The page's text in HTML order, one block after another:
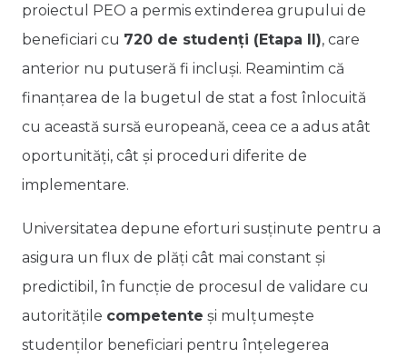
proiectul PEO a permis extinderea grupului de
beneficiari cu 720 de studenți (Etapa II), care
anterior nu putuseră fi incluși. Reamintim că
finanțarea de la bugetul de stat a fost înlocuită
cu această sursă europeană, ceea ce a adus atât
oportunități, cât și proceduri diferite de
implementare.
Universitatea depune eforturi susținute pentru a
asigura un flux de plăți cât mai constant și
predictibil, în funcție de procesul de validare cu
autoritățile competente și mulțumește
studenților beneficiari pentru înțelegerea